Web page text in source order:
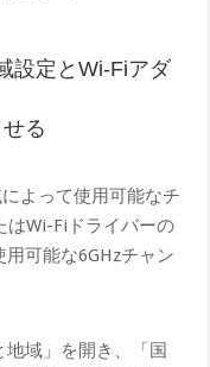
設定とWi-Fiアダ
る
よって使用可能なチ
はWi-Fiドライバーの
可能な6GHzチャン
域」を開き、「国